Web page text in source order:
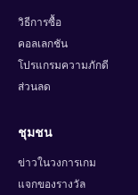
วิธีการซื้อ
คอลเลกชัน
โปรแกรมความภักดี
ส่วนลด
ชุมชน
ข่าวในวงการเกม
แจกของรางวัล